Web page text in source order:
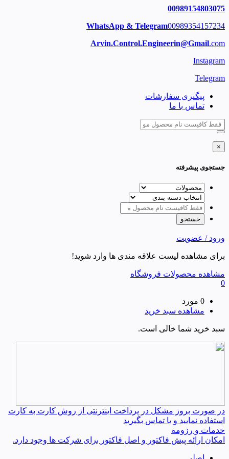
00989154803075
WhatsApp & Telegram00989354157234
Arvin.Control.Engineerin@Gmail.com
Instagram
Telegram
پیگیری سفارشات
تماس با ما
×
جستجوی پیشرفته
ورود / عضویت
برای مشاهده لیست علاقه مندی ها وارد شوید!
مشاهده محصولات فروشگاه
0
0 مورد
مشاهده سبد خرید
سبد خرید شما خالی است.
در صورت بروز مشکل در پرداخت اینترنتی از روش کارت به کارت
استفاده نمایید و یا تماس بگیرید
خدمات و رزومه
امکان ارائه پیش فاکتور و اصل فاکتور برای شرکت ها وجود دارد.